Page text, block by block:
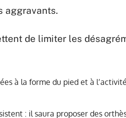
aggravants.
de limiter les
à la forme du pied et à
: il saura proposer des